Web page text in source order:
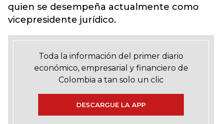
quien se desempeña actualmente como
vicepresidente jurídico.
Toda la información del primer diario
económico, empresarial y financiero de
Colombia a tan solo un clic
DESCARGUE LA APP